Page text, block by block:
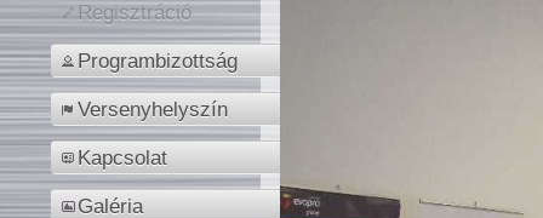
Regisztráció
Programbizottság
Versenyhelyszín
Kapcsolat
Galéria